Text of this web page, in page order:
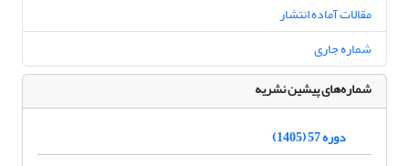
مقالات آماده انتشار
شماره جاری
شماره‌های پیشین نشریه
دوره 57 (1405)